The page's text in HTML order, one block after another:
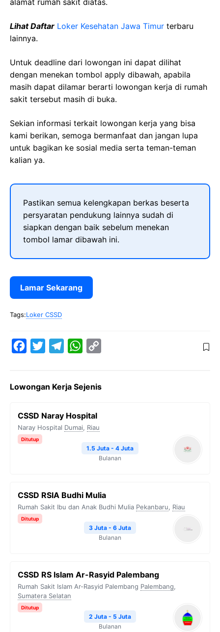
alamat rumah sakit diatas.
Lihat Daftar Loker Kesehatan Jawa Timur terbaru
lainnya.
Untuk deadline dari lowongan ini dapat dilihat
dengan menekan tombol apply dibawah, apabila
masih dapat dilamar berarti lowongan kerja di rumah
sakit tersebut masih di buka.
Sekian informasi terkait lowongan kerja yang bisa
kami berikan, semoga bermanfaat dan jangan lupa
untuk bagikan ke sosial media serta teman-teman
kalian ya.
Pastikan semua kelengkapan berkas beserta
persyaratan pendukung lainnya sudah di
siapkan dengan baik sebelum menekan
tombol lamar dibawah ini.
Lamar Sekarang
Tags:Loker CSSD
e
o
o
t
e
e
r
a
W
t
A
p
p
y
k
Lowongan Kerja Sejenis
CSSD Naray Hospital
Naray Hospital Dumai, Riau
Ditutup
1.5 Juta - 4 Juta
Bulanan
CSSD RSIA Budhi Mulia
Rumah Sakit Ibu dan Anak Budhi Mulia Pekanbaru, Riau
Ditutup
3 Juta - 6 Juta
Bulanan
CSSD RS Islam Ar-Rasyid Palembang
Rumah Sakit Islam Ar-Rasyid Palembang Palembang,
Sumatera Selatan
Ditutup
2 Juta - 5 Juta
Bulanan